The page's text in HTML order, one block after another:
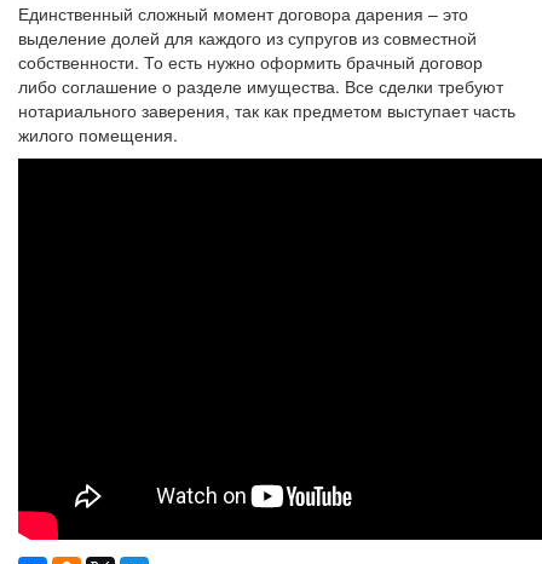
Единственный сложный момент договора дарения – это
выделение долей для каждого из супругов из совместной
собственности. То есть нужно оформить брачный договор
либо соглашение о разделе имущества. Все сделки требуют
нотариального заверения, так как предметом выступает часть
жилого помещения.